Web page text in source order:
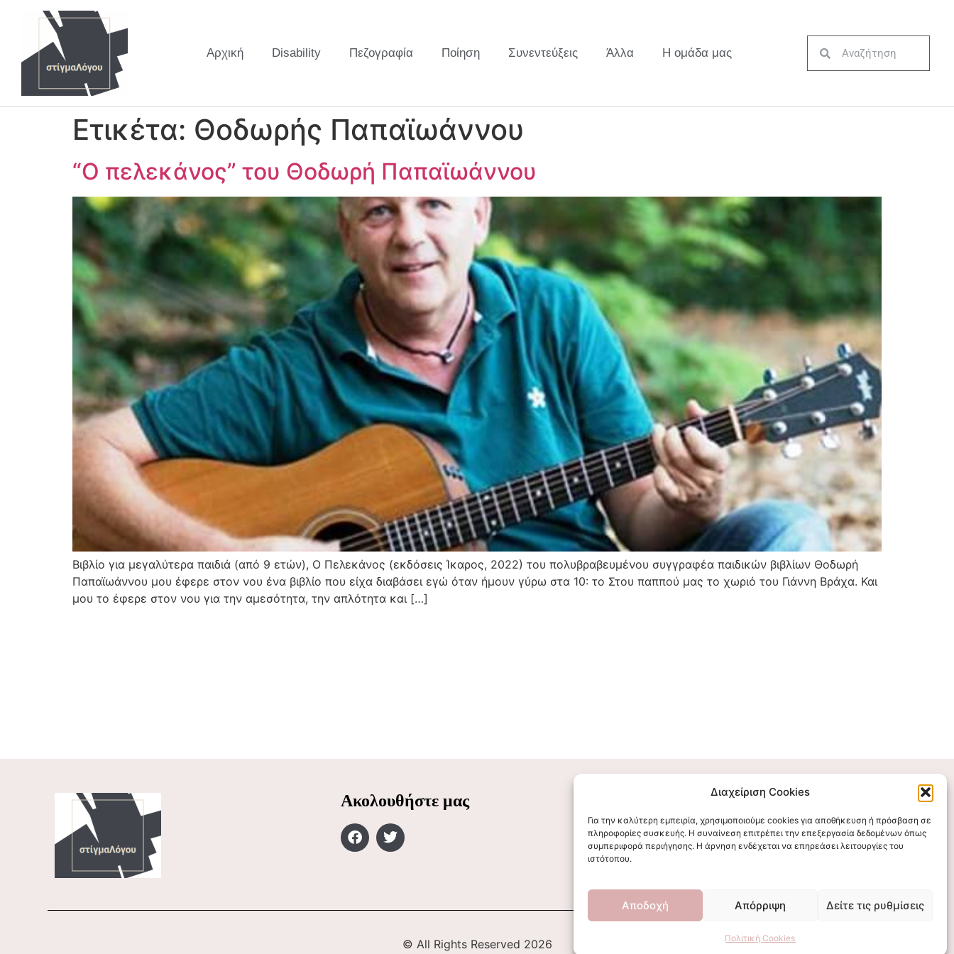
Διαχείριση Cookies
Για την καλύτερη εμπειρία, χρησιμοποιούμε cookies για αποθήκευση ή πρόσβαση σε
πληροφορίες συσκευής. Η συναίνεση επιτρέπει την επεξεργασία δεδομένων όπως
συμπεριφορά περιήγησης. Η άρνηση ενδέχεται να επηρεάσει λειτουργίες του
ιστότοπου.
Αποδοχή Απόρριψη Δείτε τις ρυθμίσεις
Πολιτική Cookies
Αρχική Disability Πεζογραφία Ποίηση Συνεντεύξεις Άλλα Η ομάδα μας
Ετικέτα: Θοδωρής Παπαϊωάννου
“Ο πελεκάνος” του Θοδωρή Παπαϊωάννου
Βιβλίο για μεγαλύτερα παιδιά (από 9 ετών), Ο Πελεκάνος (εκδόσεις Ίκαρος, 2022) του πολυβραβευμένου συγγραφέα παιδικών βιβλίων Θοδωρή
Παπαϊωάννου μου έφερε στον νου ένα βιβλίο που είχα διαβάσει εγώ όταν ήμουν γύρω στα 10: το Στου παππού μας το χωριό του Γιάννη Βράχα. Και
μου το έφερε στον νου για την αμεσότητα, την απλότητα και […]
Ακολουθήστε μας
stigmalogou@gmail.com
© All Rights Reserved 2026